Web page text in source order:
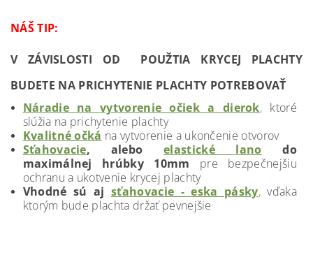
NÁŠ TIP:
V ZÁVISLOSTI OD POUŽTIA KRYCEJ PLACHTY
BUDETE NA PRICHYTENIE PLACHTY POTREBOVAŤ
Náradie na vytvorenie očiek a dierok, ktoré
slúžia na prichytenie plachty
Kvalitné očká na vytvorenie a ukončenie otvorov
Sťahovacie, alebo elastické lano do
maximálnej hrúbky 10mm pre bezpečnejšiu
ochranu a ukotvenie krycej plachty
Vhodné sú ajsťahovacie - eska pásky,vďaka
ktorým bude plachta držať pevnejšie